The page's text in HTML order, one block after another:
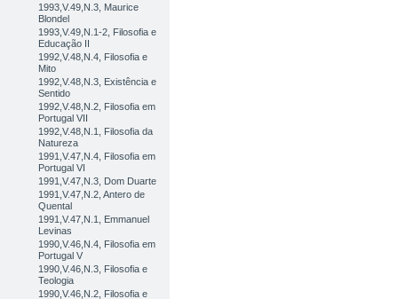
1993,V.49,N.3, Maurice
Blondel
1993,V.49,N.1-2, Filosofia e
Educação II
1992,V.48,N.4, Filosofia e
Mito
1992,V.48,N.3, Existência e
Sentido
1992,V.48,N.2, Filosofia em
Portugal VII
1992,V.48,N.1, Filosofia da
Natureza
1991,V.47,N.4, Filosofia em
Portugal VI
1991,V.47,N.3, Dom Duarte
1991,V.47,N.2, Antero de
Quental
1991,V.47,N.1, Emmanuel
Levinas
1990,V.46,N.4, Filosofia em
Portugal V
1990,V.46,N.3, Filosofia e
Teologia
1990,V.46,N.2, Filosofia e